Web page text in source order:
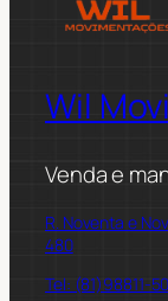
Wil
Venda e
R. Noventa e
480
Tel: (81)98811-